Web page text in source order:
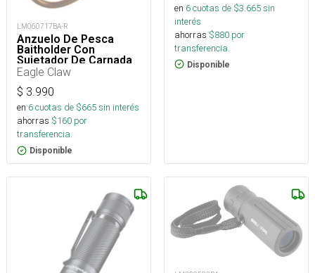
LM060717BA-R
Anzuelo De Pesca
Baitholder Con
Sujetador De Carnada
Eagle Claw
$ 3.990
en 6cuotas de $665sin interés
ahorras $160 por
transferencia.
Disponible
en 6cuotas de $3.665sin
interés
ahorras $880 por
transferencia.
Disponible